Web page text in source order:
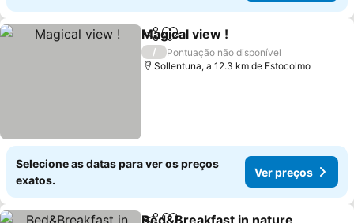
PartilharAdicionar aos favoritos
Magical view !
/
Pontuação não disponível
Sollentuna, a 12.3 km de Estocolmo
Selecione as datas para ver os preços
exatos.
Ver preços
Bed&Breakfast in nature